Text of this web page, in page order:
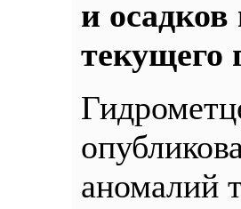
и
текущего
аномалий